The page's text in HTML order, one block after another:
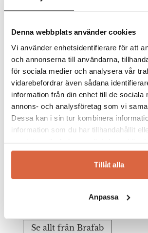
Denna webbplats använder cookies
Vi använder enhetsidentifierare för att
och annonserna till användarna,
för sociala medier och analysera vår
vidarebefordrar även sådana
information från din enhet till de sociala
annons- och analysföretag som vi
Dessa kan i sin tur kombinera
information som du har tillhandahållit
Tillåt alla
Anpassa
företaget till en expansiv
Kvalitet, stil och funktion
En utemöbel från Brafab har väl
form likväl som funktion. De
hemmet och trädgården, altanen
balkongen något speciellt.
ensolstolvid poolen, äta sena
vännerna iutegruppeneller
under sena sommarkvällar eller
balkongen har vi något för dig.
solsken utan några som helst
Brafab erbjuder ett brett och
sortiment av bekväma
Se allt från Brafab